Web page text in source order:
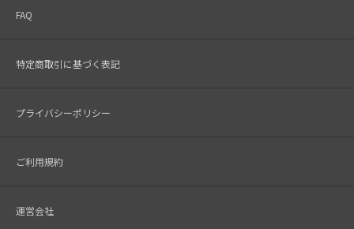
FAQ
特定商取引に基づく表記
プライバシーポリシー
ご利用規約
運営会社